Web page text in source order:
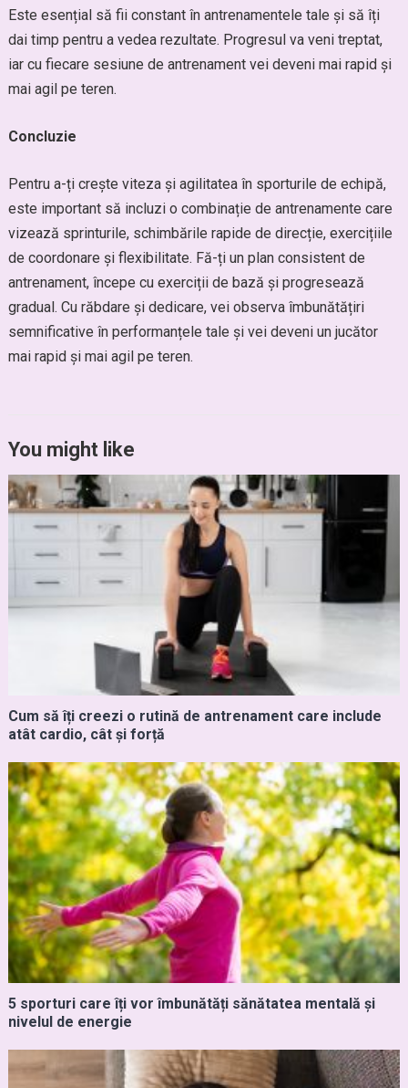
Este esențial să fii constant în antrenamentele tale și să îți
dai timp pentru a vedea rezultate. Progresul va veni treptat,
iar cu fiecare sesiune de antrenament vei deveni mai rapid și
mai agil pe teren.
Concluzie
Pentru a-ți crește viteza și agilitatea în sporturile de echipă,
este important să incluzi o combinație de antrenamente care
vizează sprinturile, schimbările rapide de direcție, exercițiile
de coordonare și flexibilitate. Fă-ți un plan consistent de
antrenament, începe cu exerciții de bază și progresează
gradual. Cu răbdare și dedicare, vei observa îmbunătățiri
semnificative în performanțele tale și vei deveni un jucător
mai rapid și mai agil pe teren.
You might like
Cum să îți creezi o rutină de antrenament care include
atât cardio, cât și forță
5 sporturi care îți vor îmbunătăți sănătatea mentală și
nivelul de energie